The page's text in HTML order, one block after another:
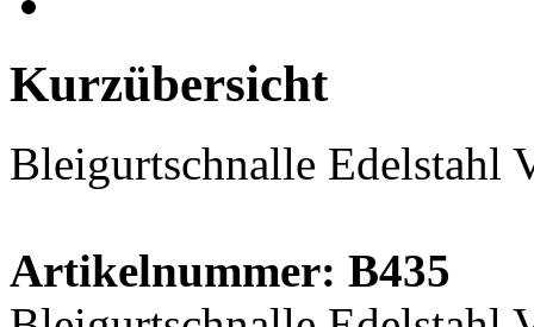
Kurzübersicht
Bleigurtschnalle Edelstahl
Artikelnummer: B435